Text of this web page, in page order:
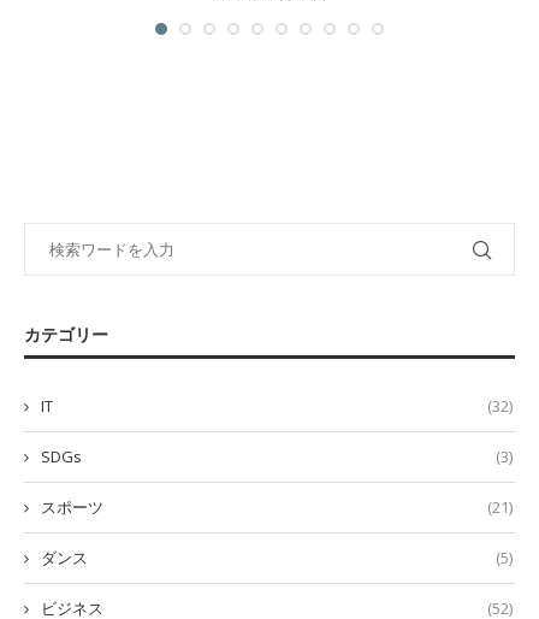
カテゴリー
IT (32)
SDGs (3)
スポーツ (21)
ダンス (5)
ビジネス (52)